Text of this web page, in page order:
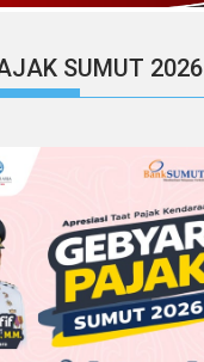
SUMUT 2026